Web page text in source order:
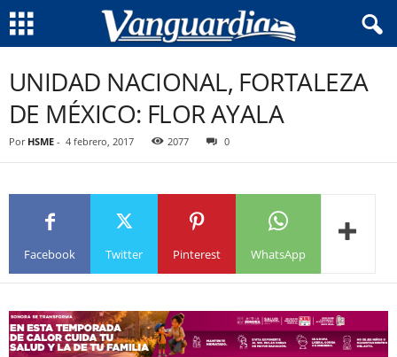
UNIDAD NACIONAL, FORTALEZA
DE MÉXICO: FLOR AYALA
Por HSME - 4 febrero, 2017 2077 0
Facebook Twitter Pinterest WhatsApp